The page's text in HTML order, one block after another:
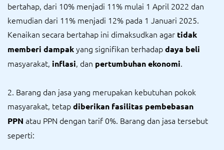
bertahap, dari 10% menjadi 11% mulai 1 April 2022 dan
kemudian dari 11% menjadi 12% pada 1 Januari 2025.
Kenaikan secara bertahap ini dimaksudkan agar tidak
memberi dampakyang signifikan terhadapdaya beli
masyarakat, inflasi, dan pertumbuhan ekonomi.
2. Barang dan jasa yang merupakan kebutuhan pokok
masyarakat, tetapdiberikan fasilitas pembebasan
PPN atau PPN dengan tarif 0%. Barang dan jasa tersebut
seperti: